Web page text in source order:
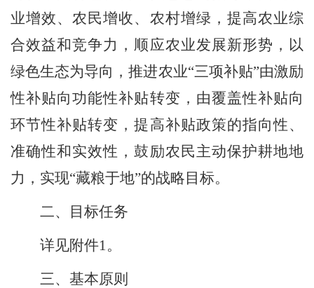
业增效、农民增收、农村增绿，提高农业综
合效益和竞争力，顺应农业发展新形势，以
绿色生态为导向，推进农业“三项补贴”由激励
性补贴向功能性补贴转变，由覆盖性补贴向
环节性补贴转变，提高补贴政策的指向性、
准确性和实效性，鼓励农民主动保护耕地地
力，实现“藏粮于地”的战略目标。
二、
目标任务
详见附件1。
三、基本原则